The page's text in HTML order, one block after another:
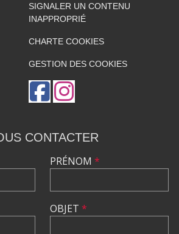
SIGNALER UN CONTENU
INAPPROPRIÉ
CHARTE COOKIES
GESTION DES COOKIES
CONTACTER
PRÉNOM *
OBJET *